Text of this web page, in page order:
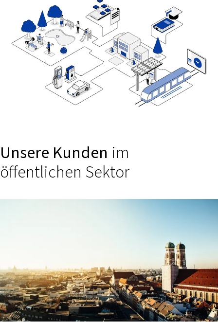
Unsere Kunden im
öffentlichen Sektor